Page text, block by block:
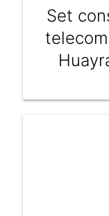
Set